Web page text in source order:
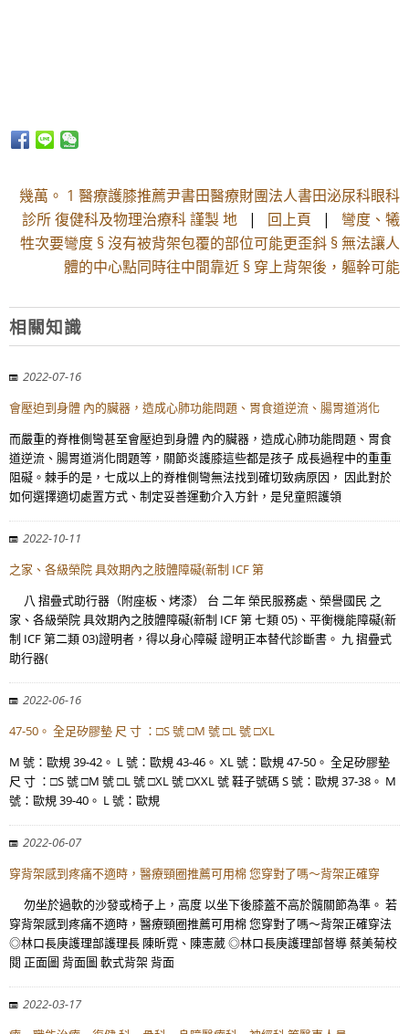
幾萬。 1 醫療護膝推薦尹書田醫療財團法人書田泌尿科眼科
診所 復健科及物理治療科 謹製 地 | 回上頁 | 彎度、犧
牲次要彎度 § 沒有被背架包覆的部位可能更歪斜 § 無法讓人
體的中心點同時往中間靠近 § 穿上背架後，軀幹可能
相關知識
2022-07-16
會壓迫到身體 內的臟器，造成心肺功能問題、胃食道逆流、腸胃道消化
而嚴重的脊椎側彎甚至會壓迫到身體 內的臟器，造成心肺功能問題、胃食
道逆流、腸胃道消化問題等，關節炎護膝這些都是孩子 成長過程中的重重
阻礙。棘手的是，七成以上的脊椎側彎無法找到確切致病原因， 因此對於
如何選擇適切處置方式、制定妥善運動介入方針，是兒童照護領
2022-10-11
之家、各級榮院 具效期內之肢體障礙(新制 ICF 第
八 摺疊式助行器（附座板、烤漆） 台 二年 榮民服務處、榮譽國民 之
家、各級榮院 具效期內之肢體障礙(新制 ICF 第 七類 05)、平衡機能障礙(新
制 ICF 第二類 03)證明者，得以身心障礙 證明正本替代診斷書。 九 摺疊式
助行器(
2022-06-16
47-50。 全足矽膠墊 尺 寸 ：□S 號 □M 號 □L 號 □XL
M 號：歐規 39-42。 L 號：歐規 43-46。 XL 號：歐規 47-50。 全足矽膠墊
尺 寸 ：□S 號 □M 號 □L 號 □XL 號 □XXL 號 鞋子號碼 S 號：歐規 37-38。 M
號：歐規 39-40。 L 號：歐規
2022-06-07
穿背架感到疼痛不適時，醫療頸圈推薦可用棉 您穿對了嗎～背架正確穿
勿坐於過軟的沙發或椅子上，高度 以坐下後膝蓋不高於髖關節為準。 若
穿背架感到疼痛不適時，醫療頸圈推薦可用棉 您穿對了嗎～背架正確穿法
◎林口長庚護理部護理長 陳昕霓、陳憲葳 ◎林口長庚護理部督導 蔡美菊校
閱 正面圖 背面圖 軟式背架 背面
2022-03-17